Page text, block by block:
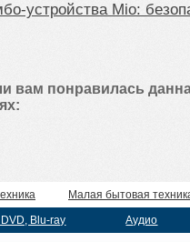
устройства Mio:
вам понравилась
Малая бытовая
DVD, Blu-ray Аудио